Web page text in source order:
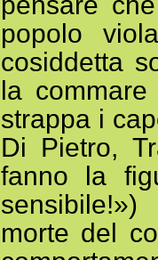
popolo
cosiddetta
la
strappa i
Di Pietro,
fanno la
morte del